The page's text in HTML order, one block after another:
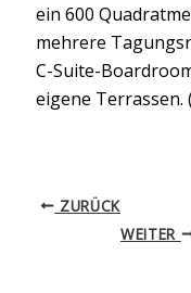
ein 600
mehrere
C-Suite-
eigene Terrassen.
ZURÜCK
WEITER